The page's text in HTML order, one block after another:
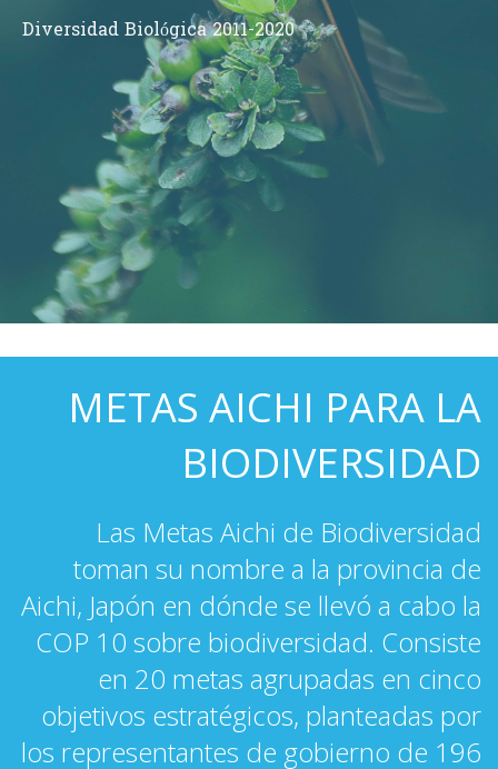
Diversidad Biológica 2011-2020
METAS AICHI PARA LA
BIODIVERSIDAD
Las Metas Aichi de Biodiversidad
toman su nombre a la provincia de
Aichi, Japón en dónde se llevó a cabo la
COP 10 sobre biodiversidad. Consiste
en 20 metas agrupadas en cinco
objetivos estratégicos, planteadas por
los representantes de gobierno de 196